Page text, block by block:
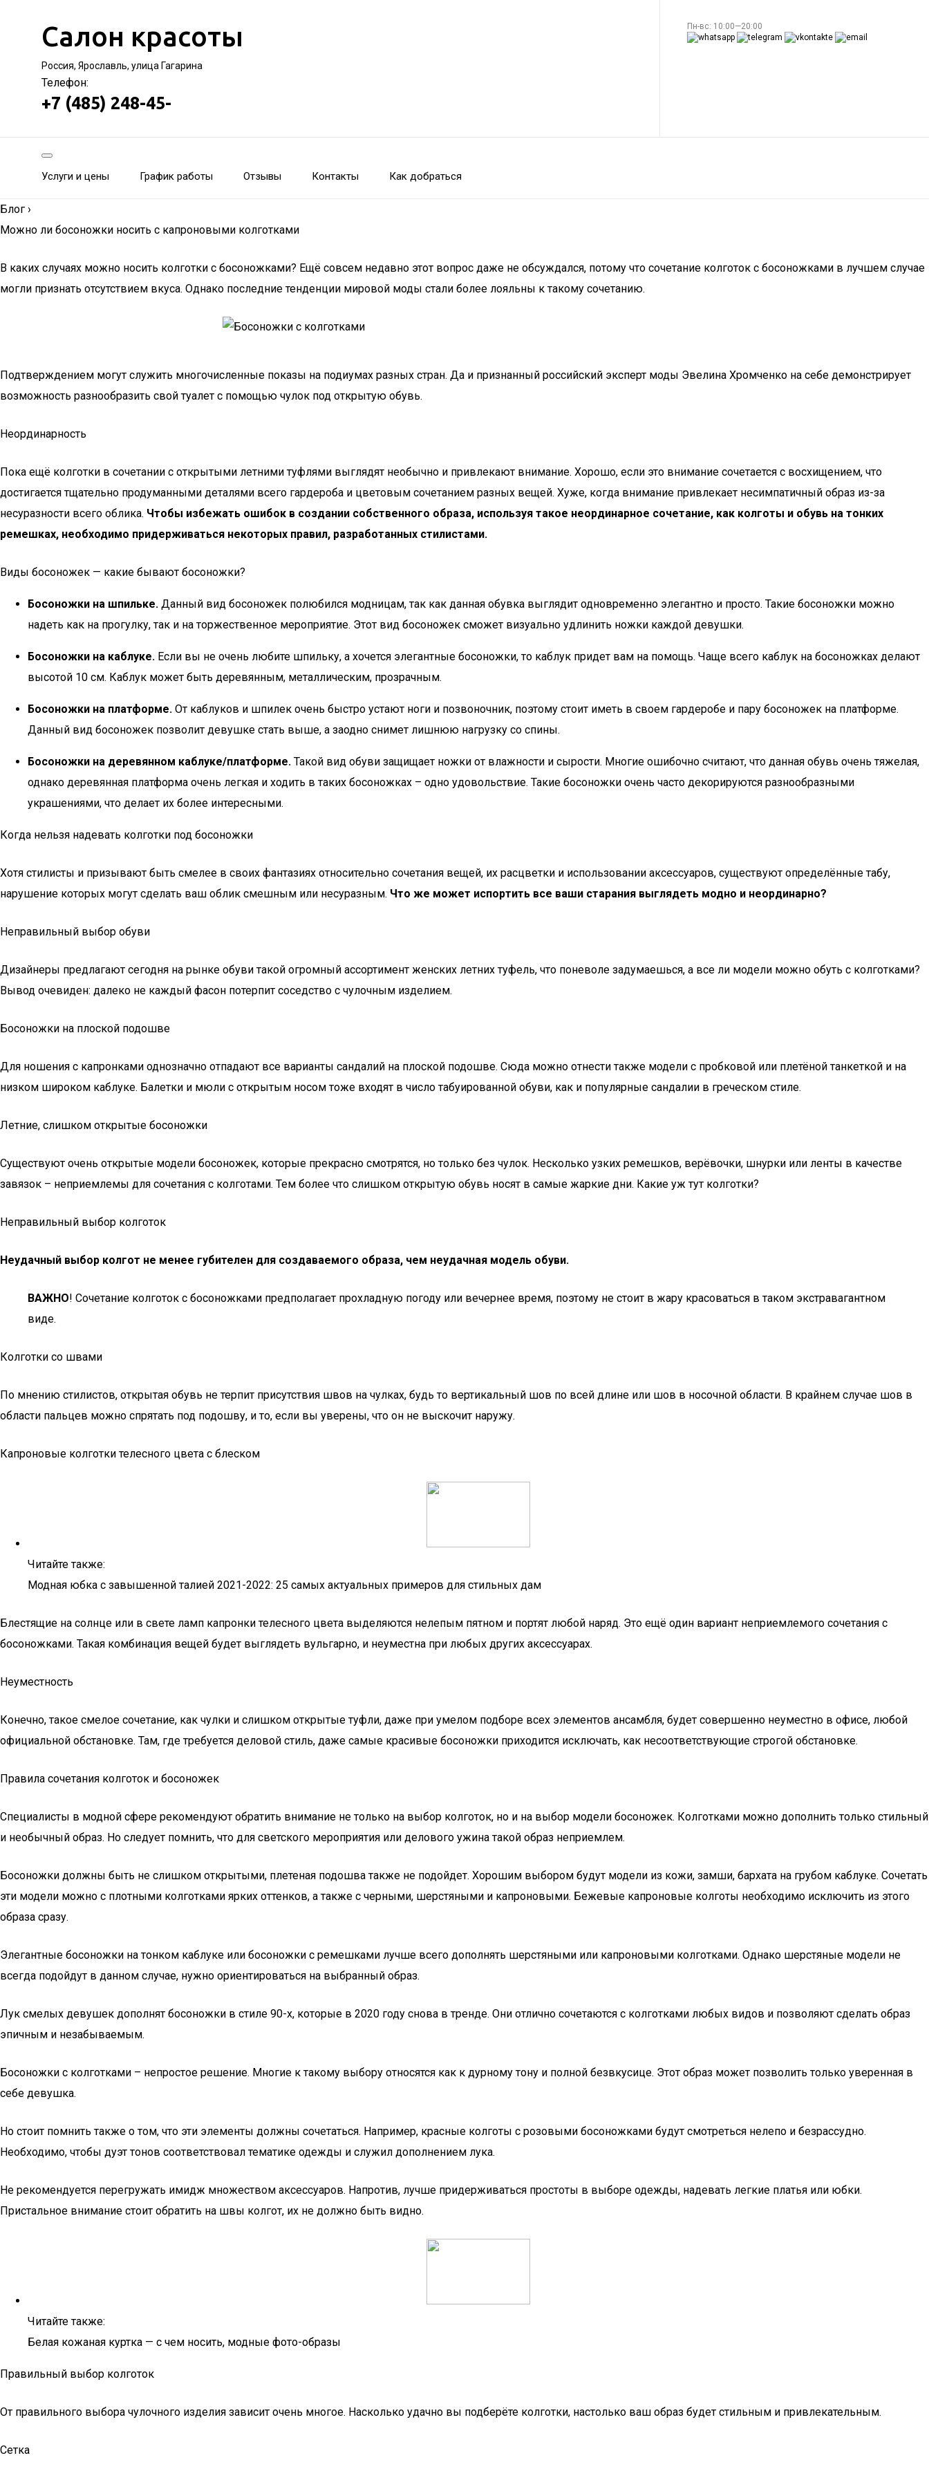
Салон красоты
Россия, Ярославль, улица Гагарина
Телефон:
+7 (485) 248-45-
Пн-вс: 10:00—20:00
Услуги и цены График работы Отзывы Контакты Как добраться
Блог ›
Можно ли босоножки носить с капроновыми колготками
В каких случаях можно носить колготки с босоножками? Ещё совсем недавно этот вопрос даже не обсуждался, потому что сочетание колготок с босоножками в лучшем случае
могли признать отсутствием вкуса. Однако последние тенденции мировой моды стали более лояльны к такому сочетанию.
Подтверждением могут служить многочисленные показы на подиумах разных стран. Да и признанный российский эксперт моды Эвелина Хромченко на себе демонстрирует
возможность разнообразить свой туалет с помощью чулок под открытую обувь.
Неординарность
Пока ещё колготки в сочетании с открытыми летними туфлями выглядят необычно и привлекают внимание. Хорошо, если это внимание сочетается с восхищением, что
достигается тщательно продуманными деталями всего гардероба и цветовым сочетанием разных вещей. Хуже, когда внимание привлекает несимпатичный образ из-за
несуразности всего облика. Чтобы избежать ошибок в создании собственного образа, используя такое неординарное сочетание, как колготы и обувь на тонких
ремешках, необходимо придерживаться некоторых правил, разработанных стилистами.
Виды босоножек — какие бывают босоножки?
Босоножки на шпильке. Данный вид босоножек полюбился модницам, так как данная обувка выглядит одновременно элегантно и просто. Такие босоножки можно
надеть как на прогулку, так и на торжественное мероприятие. Этот вид босоножек сможет визуально удлинить ножки каждой девушки.
Босоножки на каблуке. Если вы не очень любите шпильку, а хочется элегантные босоножки, то каблук придет вам на помощь. Чаще всего каблук на босоножках делают
высотой 10 см. Каблук может быть деревянным, металлическим, прозрачным.
Босоножки на платформе. От каблуков и шпилек очень быстро устают ноги и позвоночник, поэтому стоит иметь в своем гардеробе и пару босоножек на платформе.
Данный вид босоножек позволит девушке стать выше, а заодно снимет лишнюю нагрузку со спины.
Босоножки на деревянном каблуке/платформе. Такой вид обуви защищает ножки от влажности и сырости. Многие ошибочно считают, что данная обувь очень тяжелая,
однако деревянная платформа очень легкая и ходить в таких босоножках – одно удовольствие. Такие босоножки очень часто декорируются разнообразными
украшениями, что делает их более интересными.
Когда нельзя надевать колготки под босоножки
Хотя стилисты и призывают быть смелее в своих фантазиях относительно сочетания вещей, их расцветки и использовании аксессуаров, существуют определённые табу,
нарушение которых могут сделать ваш облик смешным или несуразным. Что же может испортить все ваши старания выглядеть модно и неординарно?
Неправильный выбор обуви
Дизайнеры предлагают сегодня на рынке обуви такой огромный ассортимент женских летних туфель, что поневоле задумаешься, а все ли модели можно обуть с колготками?
Вывод очевиден: далеко не каждый фасон потерпит соседство с чулочным изделием.
Босоножки на плоской подошве
Для ношения с капронками однозначно отпадают все варианты сандалий на плоской подошве. Сюда можно отнести также модели с пробковой или плетёной танкеткой и на
низком широком каблуке. Балетки и мюли с открытым носом тоже входят в число табуированной обуви, как и популярные сандалии в греческом стиле.
Летние, слишком открытые босоножки
Существуют очень открытые модели босоножек, которые прекрасно смотрятся, но только без чулок. Несколько узких ремешков, верёвочки, шнурки или ленты в качестве
завязок – неприемлемы для сочетания с колготами. Тем более что слишком открытую обувь носят в самые жаркие дни. Какие уж тут колготки?
Неправильный выбор колготок
Неудачный выбор колгот не менее губителен для создаваемого образа, чем неудачная модель обуви.
ВАЖНО! Сочетание колготок с босоножками предполагает прохладную погоду или вечернее время, поэтому не стоит в жару красоваться в таком экстравагантном
виде.
Колготки со швами
По мнению стилистов, открытая обувь не терпит присутствия швов на чулках, будь то вертикальный шов по всей длине или шов в носочной области. В крайнем случае шов в
области пальцев можно спрятать под подошву, и то, если вы уверены, что он не выскочит наружу.
Капроновые колготки телесного цвета с блеском
Читайте также:
Модная юбка с завышенной талией 2021-2022: 25 самых актуальных примеров для стильных дам
Блестящие на солнце или в свете ламп капронки телесного цвета выделяются нелепым пятном и портят любой наряд. Это ещё один вариант неприемлемого сочетания с
босоножками. Такая комбинация вещей будет выглядеть вульгарно, и неуместна при любых других аксессуарах.
Неуместность
Конечно, такое смелое сочетание, как чулки и слишком открытые туфли, даже при умелом подборе всех элементов ансамбля, будет совершенно неуместно в офисе, любой
официальной обстановке. Там, где требуется деловой стиль, даже самые красивые босоножки приходится исключать, как несоответствующие строгой обстановке.
Правила сочетания колготок и босоножек
Специалисты в модной сфере рекомендуют обратить внимание не только на выбор колготок, но и на выбор модели босоножек. Колготками можно дополнить только стильный
и необычный образ. Но следует помнить, что для светского мероприятия или делового ужина такой образ неприемлем.
Босоножки должны быть не слишком открытыми, плетеная подошва также не подойдет. Хорошим выбором будут модели из кожи, замши, бархата на грубом каблуке. Сочетать
эти модели можно с плотными колготками ярких оттенков, а также с черными, шерстяными и капроновыми. Бежевые капроновые колготы необходимо исключить из этого
образа сразу.
Элегантные босоножки на тонком каблуке или босоножки с ремешками лучше всего дополнять шерстяными или капроновыми колготками. Однако шерстяные модели не
всегда подойдут в данном случае, нужно ориентироваться на выбранный образ.
Лук смелых девушек дополнят босоножки в стиле 90-х, которые в 2020 году снова в тренде. Они отлично сочетаются с колготками любых видов и позволяют сделать образ
эпичным и незабываемым.
Босоножки с колготками – непростое решение. Многие к такому выбору относятся как к дурному тону и полной безвкусице. Этот образ может позволить только уверенная в
себе девушка.
Но стоит помнить также о том, что эти элементы должны сочетаться. Например, красные колготы с розовыми босоножками будут смотреться нелепо и безрассудно.
Необходимо, чтобы дуэт тонов соответствовал тематике одежды и служил дополнением лука.
Не рекомендуется перегружать имидж множеством аксессуаров. Напротив, лучше придерживаться простоты в выборе одежды, надевать легкие платья или юбки.
Пристальное внимание стоит обратить на швы колгот, их не должно быть видно.
Читайте также:
Белая кожаная куртка — с чем носить, модные фото-образы
Правильный выбор колготок
От правильного выбора чулочного изделия зависит очень многое. Насколько удачно вы подберёте колготки, настолько ваш образ будет стильным и привлекательным.
Сетка